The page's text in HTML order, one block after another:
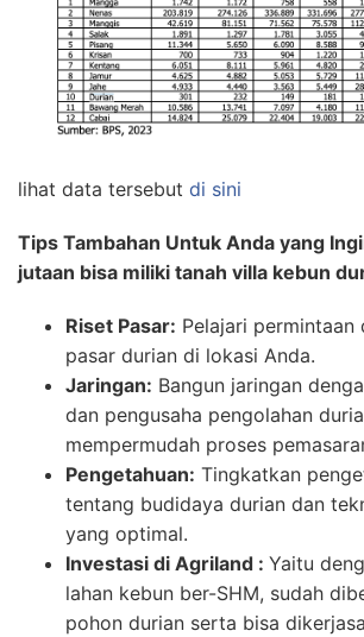
lihat data tersebut di sini
Tips Tambahan Untuk Anda yang
jutaan bisa miliki tanah villa kebun
Riset Pasar: Pelajari permintaan
pasar durian di lokasi Anda.
Jaringan: Bangun jaringan
dan pengusaha pengolahan
mempermudah proses
Pengetahuan: Tingkatkan
tentang budidaya durian dan
yang optimal.
Investasi di Agriland : Yaitu
lahan kebun ber-SHM, sudah
pohon durian serta bisa